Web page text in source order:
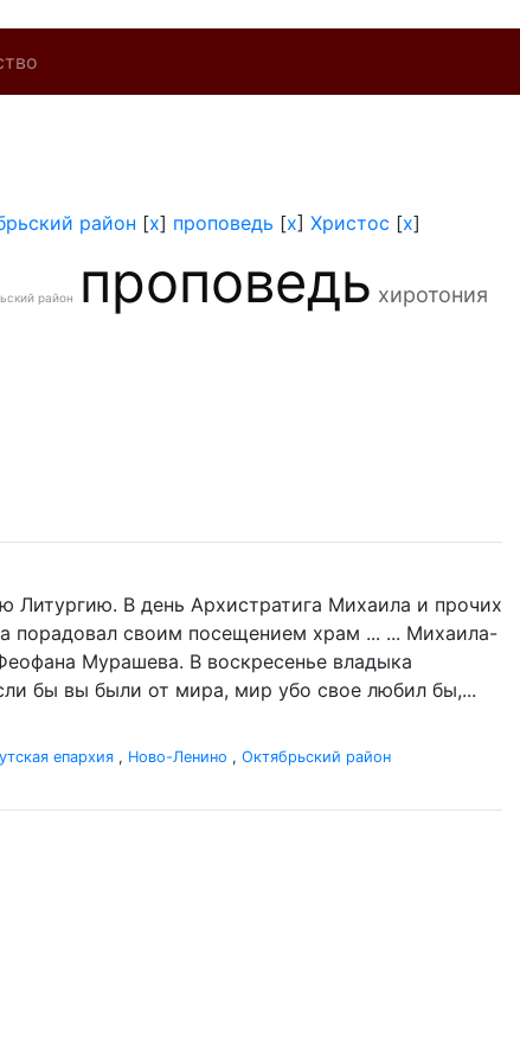
район [x] проповедь [x] Христос [x]
район проповедь хиротония
Литургию. В день Архистратига Михаила и прочих
порадовал своим посещением храм ... ... Михаила-
Мурашева. В воскресенье владыка
бы вы были от мира, мир убо свое любил бы,...
епархия , Ново-Ленино , Октябрьский район